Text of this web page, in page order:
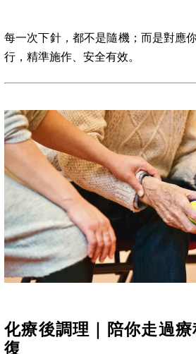
每一次下針，都不是隨機；而是對應
行，精準施作、安全有效。
化療後調理｜陪你走過
復